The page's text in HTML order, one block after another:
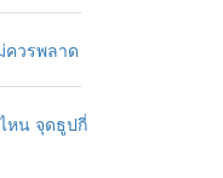
ควรพลาด
หน จุดธูปกี่